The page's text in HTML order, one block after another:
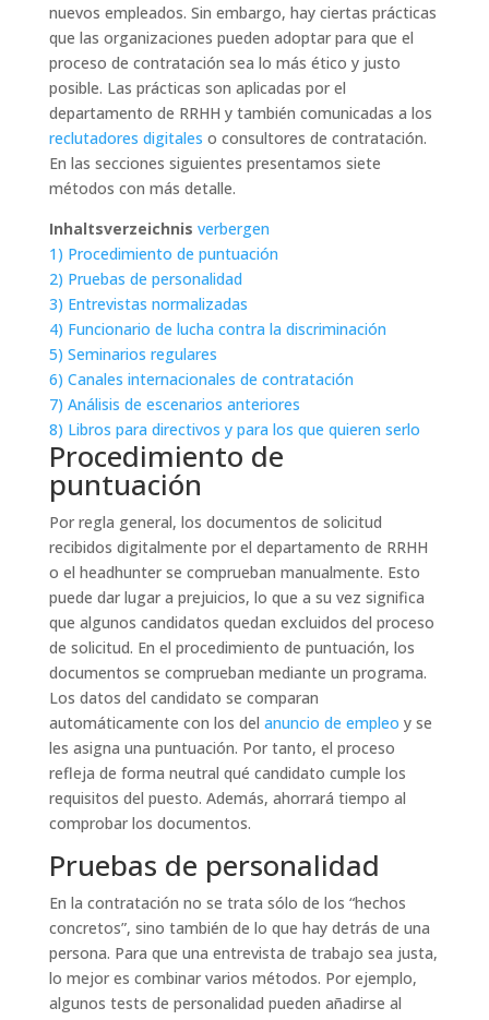
nuevos empleados. Sin embargo, hay ciertas prácticas
que las organizaciones pueden adoptar para que el
proceso de contratación sea lo más ético y justo
posible. Las prácticas son aplicadas por el
departamento de RRHH y también comunicadas a los
reclutadores digitales o consultores de contratación.
En las secciones siguientes presentamos siete
métodos con más detalle.
Inhaltsverzeichnis verbergen
1) Procedimiento de puntuación
2) Pruebas de personalidad
3) Entrevistas normalizadas
4) Funcionario de lucha contra la discriminación
5) Seminarios regulares
6) Canales internacionales de contratación
7) Análisis de escenarios anteriores
8) Libros para directivos y para los que quieren serlo
Procedimiento de
puntuación
Por regla general, los documentos de solicitud
recibidos digitalmente por el departamento de RRHH
o el headhunter se comprueban manualmente. Esto
puede dar lugar a prejuicios, lo que a su vez significa
que algunos candidatos quedan excluidos del proceso
de solicitud. En el procedimiento de puntuación, los
documentos se comprueban mediante un programa.
Los datos del candidato se comparan
automáticamente con los del anuncio de empleo y se
les asigna una puntuación. Por tanto, el proceso
refleja de forma neutral qué candidato cumple los
requisitos del puesto. Además, ahorrará tiempo al
comprobar los documentos.
Pruebas de personalidad
En la contratación no se trata sólo de los “hechos
concretos”, sino también de lo que hay detrás de una
persona. Para que una entrevista de trabajo sea justa,
lo mejor es combinar varios métodos. Por ejemplo,
algunos tests de personalidad pueden añadirse al